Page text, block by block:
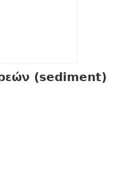
(sediment)